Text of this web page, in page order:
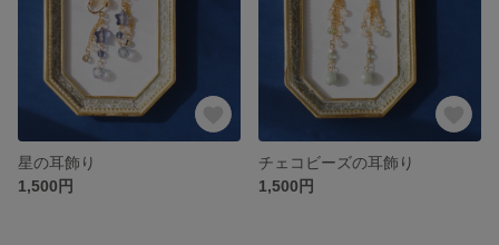
星の耳飾り
1,500円
チェコビーズの耳飾り
1,500円